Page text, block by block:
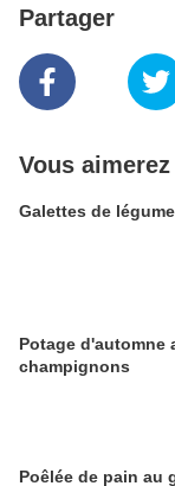
Partager
Vous
Galettes de
Potage d'automne
champignons
Poêlée de pain au